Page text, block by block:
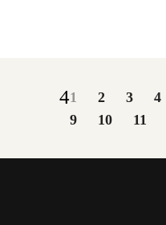
1 2 3 4
9
10 11